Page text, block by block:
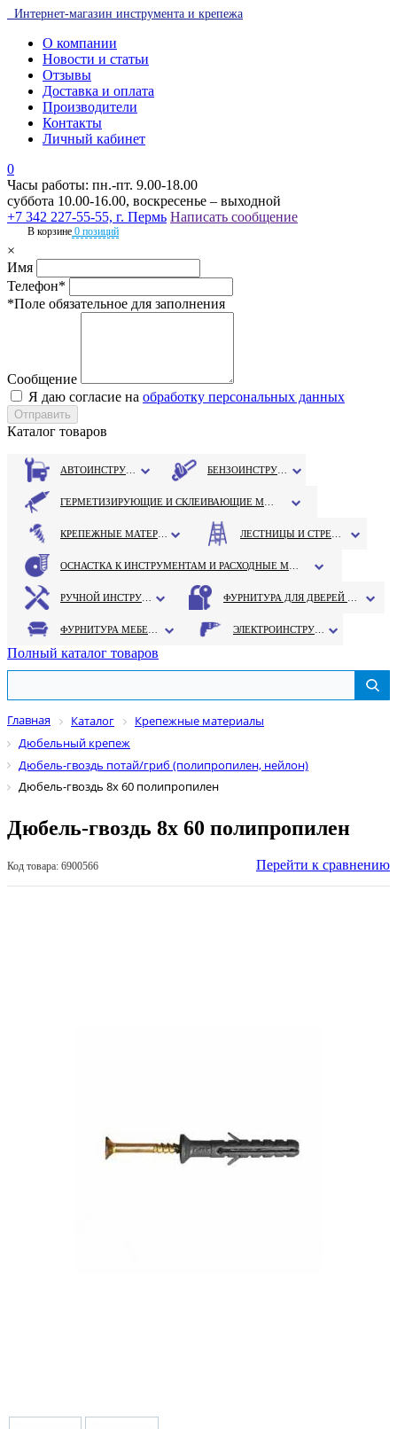
Интернет-магазин инструмента и крепежа
О компании
Новости и статьи
Отзывы
Доставка и оплата
Производители
Контакты
Личный кабинет
0
Часы работы: пн.-пт. 9.00-18.00
суббота 10.00-16.00, воскресенье – выходной
+7 342 227-55-55, г. Пермь Написать сообщение
В корзине 0 позиций
×
Имя
Телефон*
*Поле обязательное для заполнения
Сообщение
Я даю согласие на обработку персональных данных
Каталог товаров
Полный каталог товаров
Главная Каталог
Крепежные материалы
Дюбельный крепеж
Дюбель-гвоздь потай/гриб (полипропилен, нейлон)
Дюбель-гвоздь 8х 60 полипропилен
Дюбель-гвоздь 8х 60 полипропилен
Код товара: 6900566 Перейти к сравнению